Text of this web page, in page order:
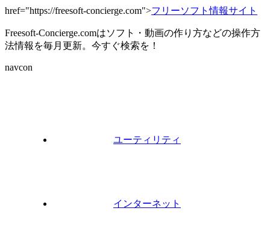
href="https://freesoft-concierge.com">フリーソフト情報サイト
Freesoft-Concierge.comはソフト・動画の作り方などの操作方
法情報を毎月更新。今すぐ検索を！
navcon
ユーティリティ
インターネット